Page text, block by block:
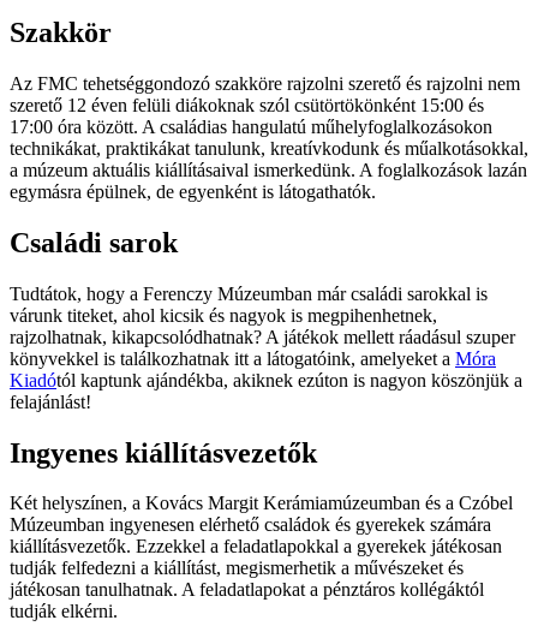
Szakkör
Az FMC tehetséggondozó szakköre rajzolni szerető és rajzolni nem
szerető 12 éven felüli diákoknak szól csütörtökönként 15:00 és
17:00 óra között. A családias hangulatú műhelyfoglalkozásokon
technikákat, praktikákat tanulunk, kreatívkodunk és műalkotásokkal,
a múzeum aktuális kiállításaival ismerkedünk. A foglalkozások lazán
egymásra épülnek, de egyenként is látogathatók.
Családi sarok
Tudtátok, hogy a Ferenczy Múzeumban már családi sarokkal is
várunk titeket, ahol kicsik és nagyok is megpihenhetnek,
rajzolhatnak, kikapcsolódhatnak? A játékok mellett ráadásul szuper
könyvekkel is találkozhatnak itt a látogatóink, amelyeket a Móra
Kiadótól kaptunk ajándékba, akiknek ezúton is nagyon köszönjük a
felajánlást!
Ingyenes kiállításvezetők
Két helyszínen, a Kovács Margit Kerámiamúzeumban és a Czóbel
Múzeumban ingyenesen elérhető családok és gyerekek számára
kiállításvezetők. Ezzekkel a feladatlapokkal a gyerekek játékosan
tudják felfedezni a kiállítást, megismerhetik a művészeket és
játékosan tanulhatnak. A feladatlapokat a pénztáros kollégáktól
tudják elkérni.